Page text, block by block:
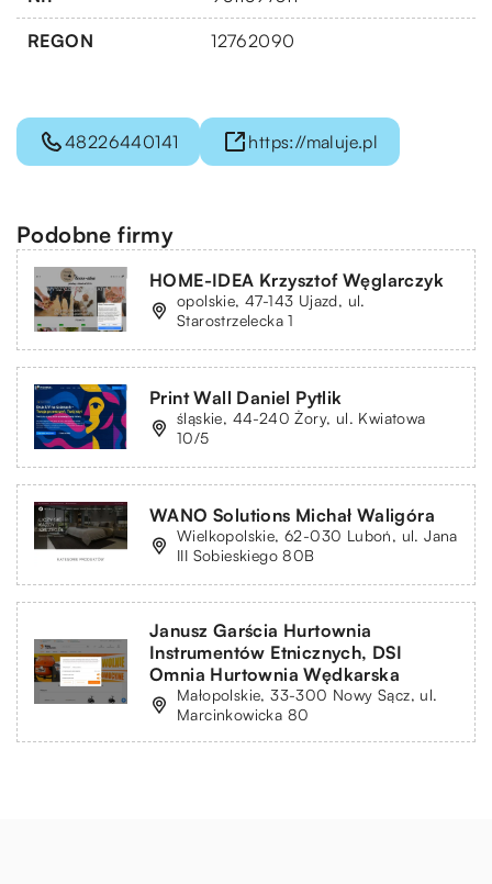
REGON 12762090
48226440141 https://maluje.pl
Podobne firmy
HOME-IDEA Krzysztof Węglarczyk
opolskie, 47-143 Ujazd, ul.
Starostrzelecka 1
Print Wall Daniel Pytlik
śląskie, 44-240 Żory, ul. Kwiatowa
10/5
WANO Solutions Michał Waligóra
Wielkopolskie, 62-030 Luboń, ul. Jana
III Sobieskiego 80B
Janusz Garścia Hurtownia
Instrumentów Etnicznych, DSI
Omnia Hurtownia Wędkarska
Małopolskie, 33-300 Nowy Sącz, ul.
Marcinkowicka 80